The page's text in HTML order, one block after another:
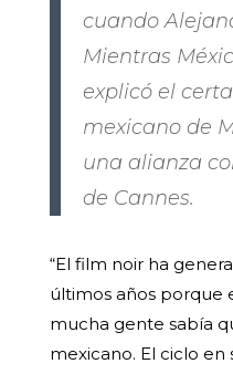
cuando
Mientras
explicó el
mexicano de
una alianza
de Cannes.
“El film noir ha
últimos años porque
mucha gente sabía
mexicano. El ciclo en